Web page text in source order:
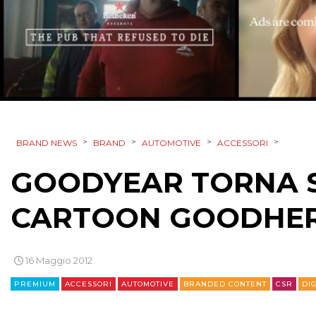
BRAND NEWS > BRAND > AUTOMOTIVE > ACCESSORI >
GOODYEAR TORNA
CARTOON
16 Maggio 2012
PREMIUM ACCESSORI AUTOMOTIVE BRANDED CONTENT CSR